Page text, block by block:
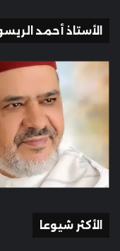
الأستاذ أحمد
الأكثر شيوعا